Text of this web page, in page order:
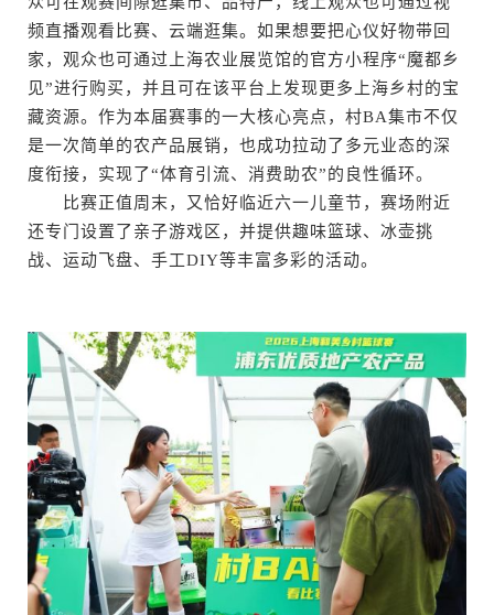
频直播观看比赛、云端逛集。如果想要把心仪好物带回
家，观众也可通过上海农业展览馆的官方小程序“魔都乡
见”进行购买，并且可在该平台上发现更多上海乡村的宝
藏资源。作为本届赛事的一大核心亮点，村BA集市不仅
是一次简单的农产品展销，也成功拉动了多元业态的深
度衔接，实现了“体育引流、消费助农”的良性循环。
比赛正值周末，又恰好临近六一儿童节，赛场附近
还专门设置了亲子游戏区，并提供趣味篮球、冰壶挑
战、运动飞盘、手工DIY等丰富多彩的活动。